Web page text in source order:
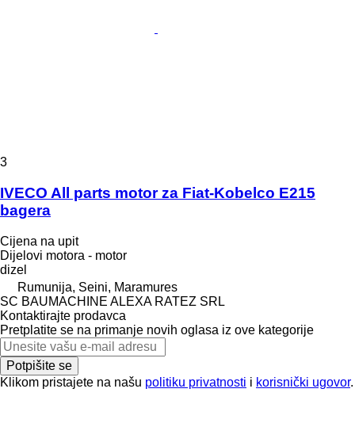
3
IVECO All parts motor za Fiat-Kobelco E215
bagera
Cijena na upit
Dijelovi motora - motor
dizel
Rumunija, Seini, Maramures
SC BAUMACHINE ALEXA RATEZ SRL
Kontaktirajte prodavca
Pretplatite se na primanje novih oglasa iz ove kategorije
Potpišite se
Klikom pristajete na našu politiku privatnosti i korisnički ugovor.